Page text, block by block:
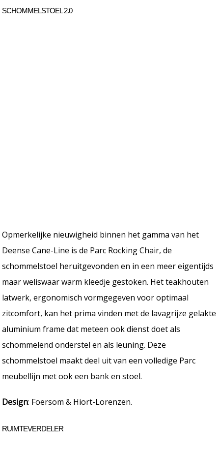
SCHOMMELSTOEL 2.0
Opmerkelijke nieuwigheid binnen het gamma van het
Deense Cane-Line is de Parc Rocking Chair, de
schommelstoel heruitgevonden en in een meer eigentijds
maar weliswaar warm kleedje gestoken. Het teakhouten
latwerk, ergonomisch vormgegeven voor optimaal
zitcomfort, kan het prima vinden met de lavagrijze gelakte
aluminium frame dat meteen ook dienst doet als
schommelend onderstel en als leuning. Deze
schommelstoel maakt deel uit van een volledige Parc
meubellijn met ook een bank en stoel.
Design: Foersom & Hiort-Lorenzen.
RUIMTEVERDELER